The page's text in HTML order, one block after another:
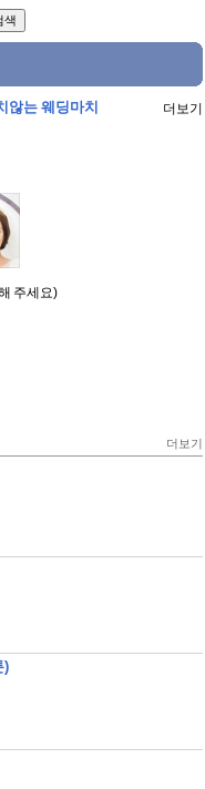
않는 웨딩마치 더보기
주세요)
더보기
)